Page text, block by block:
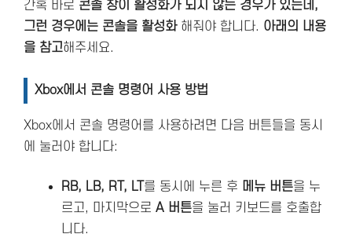
간혹 바로 콘솔 창이 활성화가 되지 않는 경우가 있는데,
그런 경우에는 콘솔을 활성화해줘야 합니다. 아래의 내용
을 참고해주세요.
Xbox에서 콘솔 명령어 사용 방법
Xbox에서 콘솔 명령어를 사용하려면 다음 버튼들을 동시
에 눌러야 합니다:
RB, LB, RT, LT 를 동시에 누른 후 메뉴 버튼을 누
르고, 마지막으로 A 버튼을 눌러 키보드를 호출합
니다.